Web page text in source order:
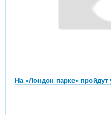
На «Лондон парке»